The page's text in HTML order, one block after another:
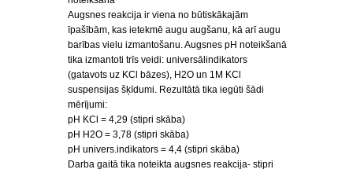
Augsnes reakcija ir viena no būtiskākajām
īpašībām, kas ietekmē augu augšanu, kā arī augu
barības vielu izmantošanu. Augsnes pH noteikšanā
tika izmantoti trīs veidi: universālindikators
(gatavots uz KCl bāzes), H2O un 1M KCl
suspensijas šķīdumi. Rezultātā tika iegūti šādi
mērījumi:
pH KCl = 4,29 (stipri skāba)
pH H2O = 3,78 (stipri skāba)
pH univers.indikators = 4,4 (stipri skāba)
Darba gaitā tika noteikta augsnes reakcija- stipri